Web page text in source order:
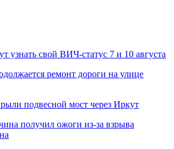
узнать свой ВИЧ-статус 7 и 10 августа
ремонт дороги на улице
подвесной мост через Иркут
получил ожоги из-за взрыва